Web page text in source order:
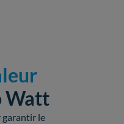
Watt
garantir le